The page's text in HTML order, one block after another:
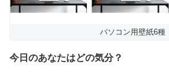
パソコン用壁紙6種
今日のあなたはどの気分？